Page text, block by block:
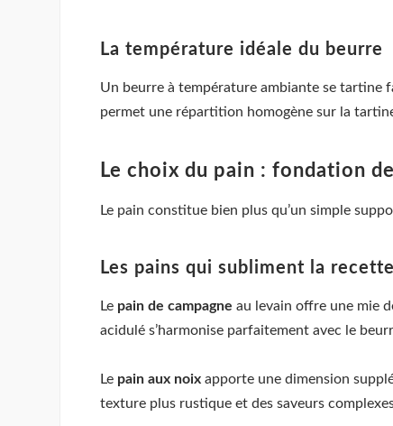
La température idéale du beurre
Un beurre à température ambiante se tartine
permet une répartition homogène sur la
Le choix du pain : fondation
Le pain constitue bien plus qu’un simple
Les pains qui subliment la recette
Le pain de campagne au levain offre une mie
acidulé s’harmonise parfaitement avec le
Le pain aux noix apporte une dimension
texture plus rustique et des saveurs